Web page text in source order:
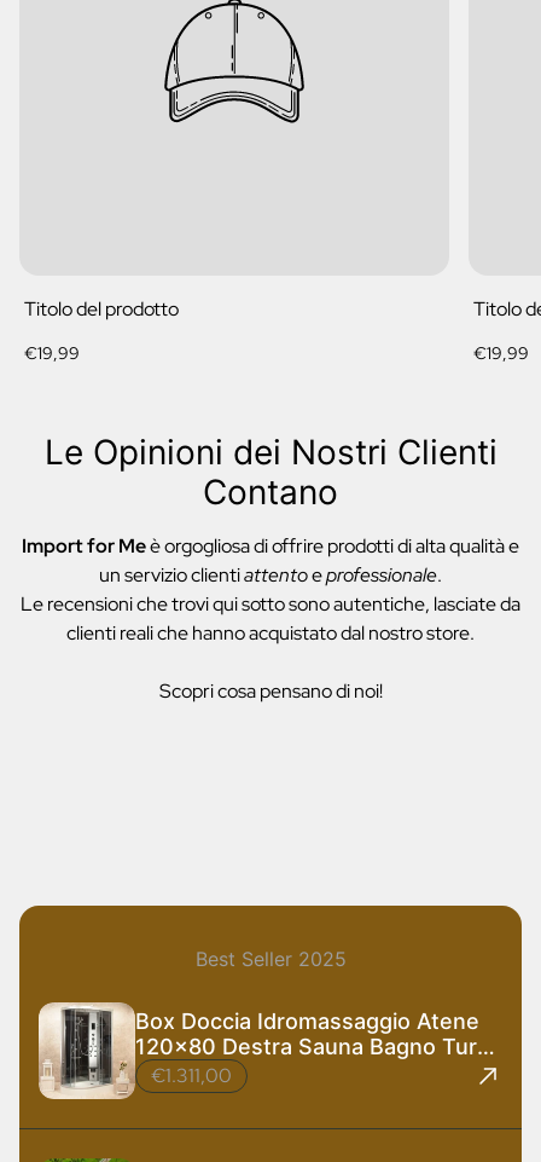
Titolo del prodotto
Prezzo
€19,99
Titolo
Prezzo
€19,99
Le Opinioni dei Nostri Clienti
Contano
Import for Meè orgogliosa di offrire prodotti di alta qualità e
un servizio clientiattentoeprofessionale.
Le recensioni che trovi qui sotto sono autentiche, lasciate da
clienti reali che hanno acquistato dal nostro store.
Scopri cosa pensano di noi!
Best Seller 2025
Box Doccia Idromassaggio Atene
120x80 Destra Sauna Bagno Turco
e Ozono
€1.311,00